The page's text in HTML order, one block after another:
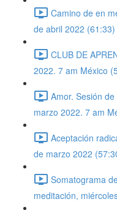
Camino de en
de abril 2022 (61:33)
CLUB DE
2022. 7 am México
Amor. Sesión
marzo 2022. 7 am
Aceptación
de marzo 2022
Somatograma
meditación,